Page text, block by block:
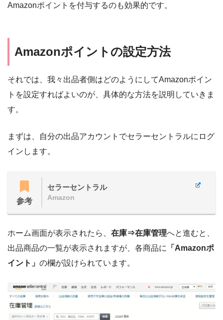
Amazonポイントを付与するのも効果的です。
Amazonポイントの設定方法
それでは、我々出品者側はどのようにしてAmazonポイン
トを設定すればよいのが、具体的な方法を説明していきま
す。
まずは、自分の出品アカウントでセラーセントラルにログ
インします。
参考
セラーセントラル
Amazon
ホーム画面が表示されたら、 在庫⇒在庫管理へと進むと、
出品商品の一覧が表示されますが、各商品に
「Amazonポ
イント」 の欄が設けられています。